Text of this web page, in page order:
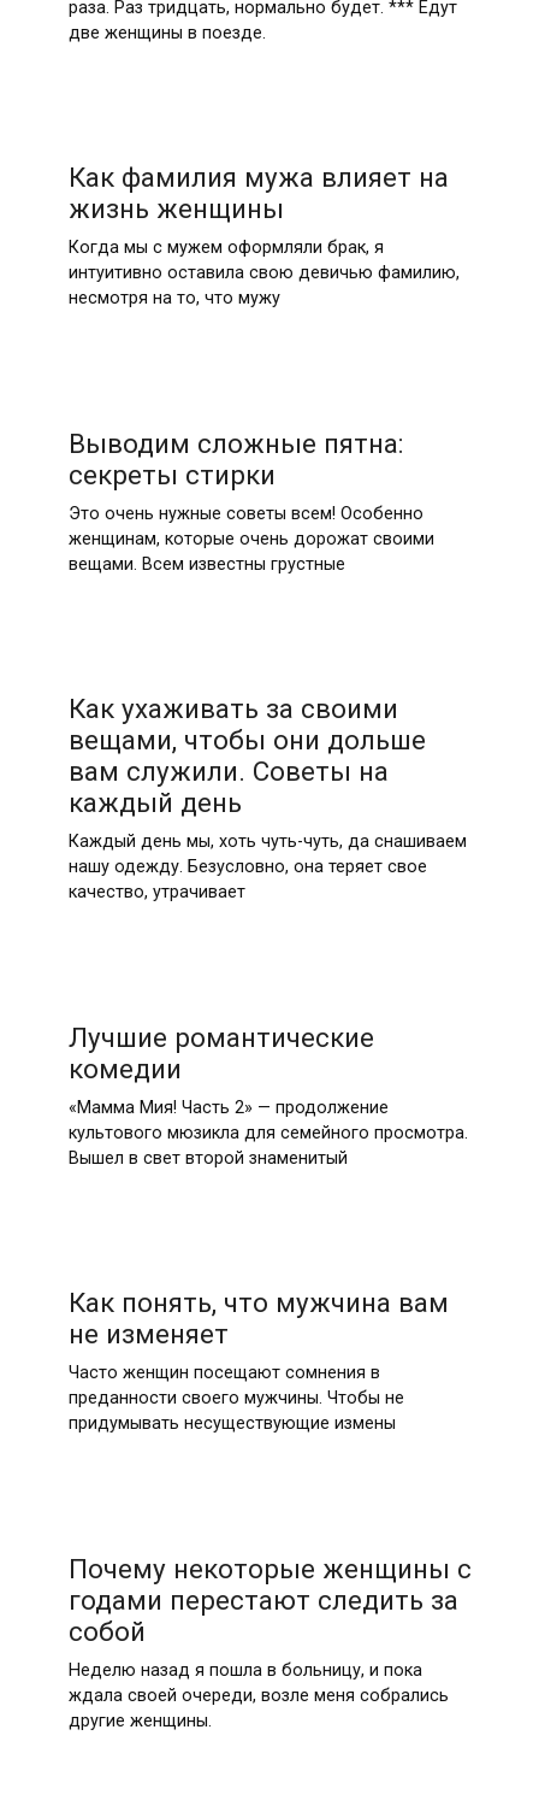
раза. Раз тридцать, нормально будет. *** Едут
две женщины в поезде.
Как фамилия мужа влияет на
жизнь женщины
Когда мы с мужем оформляли брак, я
интуитивно оставила свою девичью фамилию,
несмотря на то, что мужу
Выводим сложные пятна:
секреты стирки
Это очень нужные советы всем! Особенно
женщинам, которые очень дорожат своими
вещами. Всем известны грустные
Как ухаживать за своими
вещами, чтобы они дольше
вам служили. Советы на
каждый день
Каждый день мы, хоть чуть-чуть, да снашиваем
нашу одежду. Безусловно, она теряет свое
качество, утрачивает
Лучшие романтические
комедии
«Мамма Мия! Часть 2» — продолжение
культового мюзикла для семейного просмотра.
Вышел в свет второй знаменитый
Как понять, что мужчина вам
не изменяет
Часто женщин посещают сомнения в
преданности своего мужчины. Чтобы не
придумывать несуществующие измены
Почему некоторые женщины с
годами перестают следить за
собой
Неделю назад я пошла в больницу, и пока
ждала своей очереди, возле меня собрались
другие женщины.